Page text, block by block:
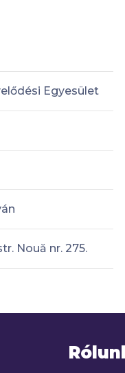
Egyesület
Nouă nr. 275.